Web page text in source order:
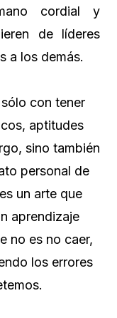
cordial y
de líderes
a los demás.
con tener
aptitudes
sino también
personal de
un arte que
aprendizaje
no es no caer,
los errores